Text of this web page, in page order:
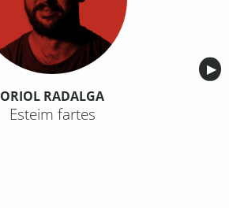
▶︎
ORIOL RADALGA
Esteim fartes